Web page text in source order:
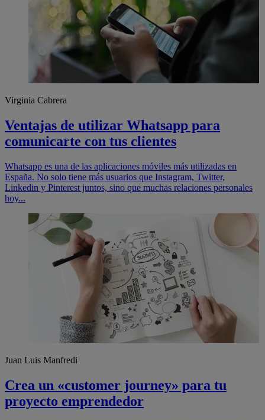
Virginia Cabrera
Ventajas de utilizar Whatsapp para
comunicarte con tus clientes
Whatsapp es una de las aplicaciones móviles más utilizadas en
España. No solo tiene más usuarios que Instagram, Twitter,
Linkedin y Pinterest juntos, sino que muchas relaciones personales
hoy...
Juan Luis Manfredi
Crea un «customer journey» para tu
proyecto emprendedor